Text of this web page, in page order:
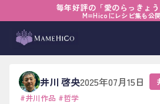
毎年好評の「愛のらっきょ
M=Hicoにレシピ集も公
› 井川のはなし › ゆるやかな縁の
ゆるやかな縁のなかで
井川 啓央2025年07月15日
#井川作品 #哲学